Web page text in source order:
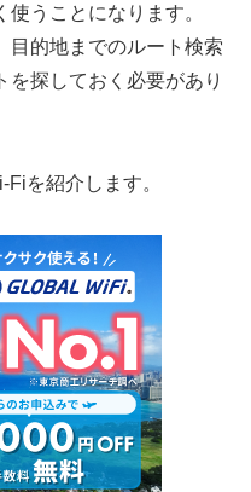
うことになります。
目的地までのルート検索
を探しておく必要があり
を紹介します。